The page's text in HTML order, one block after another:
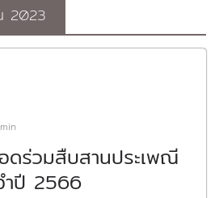
2023
ดร่วมสืบสานประเพณี
ปี 2566